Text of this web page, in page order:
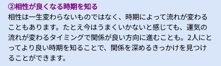
②相性が良くなる時期を知る
相性は一生変わらないものではなく、時期によって流れが変わる
こともあります。たとえ今はうまくいかないと感じても、運気の
流れが変わるタイミングで関係が良い方向に進むことも。2人にと
ってより良い時期を知ることで、関係を深めるきっかけを見つけ
ることができます。